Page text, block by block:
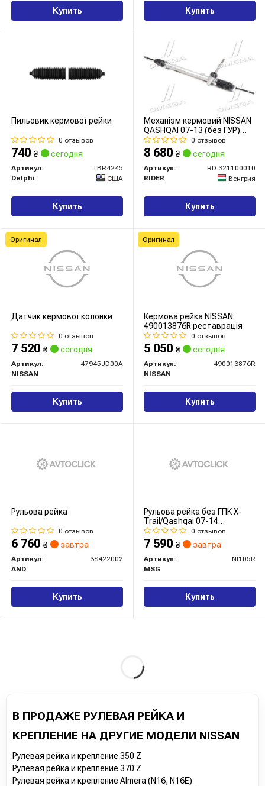
Купить Купить
Пильовик кермової рейки
0 отзывов
740 ₴ сегодня
Артикул:
TBR4245
Delphi
США
Купить
Механізм кермовий NISSAN
QASHQAI 07-13 (без ГУР)
Professional (RIDER)
0 отзывов
8 680 ₴ сегодня
Артикул:
RD.321100010
RIDER
Венгрия
Купить
Датчик кермової колонки
0 отзывов
7 520 ₴ сегодня
Артикул:
47945JD00A
NISSAN
Купить
Оригинал
Кермова рейка NISSAN
490013876R реставрація
0 отзывов
5 050 ₴ сегодня
Артикул:
490013876R
NISSAN
Купить
Оригинал
Рульова рейка
0 отзывов
6 760 ₴ завтра
Артикул:
3S422002
AND
Купить
Рульова рейка без ГПК X-
Trail/Qashqai 07-14
(відновлена з NSK)
0 отзывов
7 590 ₴ завтра
Артикул:
NI105R
MSG
Купить
В ПРОДАЖЕ РУЛЕВАЯ РЕЙКА И
КРЕПЛЕНИЕ НА ДРУГИЕ МОДЕЛИ NISSAN
Рулевая рейка и крепление 350 Z
Рулевая рейка и крепление 370 Z
Рулевая рейка и крепление Almera (N16, N16E)